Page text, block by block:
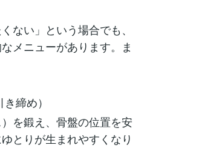
ない」という場合でも、
メニューがあります。ま
締め）
を鍛え、骨盤の位置を安
とりが生まれやすくなり